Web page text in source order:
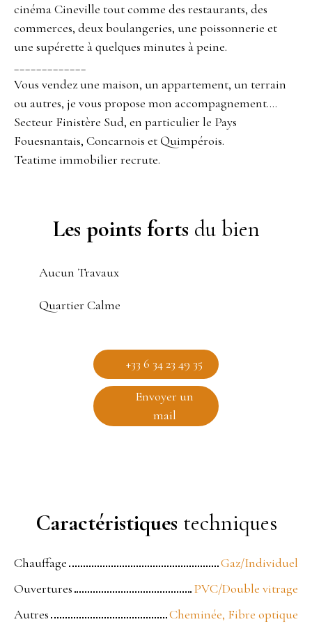
cinéma Cineville tout comme des restaurants, des
commerces, deux boulangeries, une poissonnerie et
une supérette à quelques minutes à peine.
Vous vendez une maison, un appartement, un terrain
ou autres, je vous propose mon accompagnement....
Secteur Finistère Sud, en particulier le Pays
Fouesnantais, Concarnois et Quimpérois.
Teatime immobilier recrute.
Les points forts du bien
Aucun Travaux
Quartier Calme
+33 6 34 23 49 35
Envoyer un
mail
Caractéristiques techniques
Chauffage
Gaz/Individuel
Ouvertures
PVC/Double vitrage
Autres
Cheminée, Fibre optique